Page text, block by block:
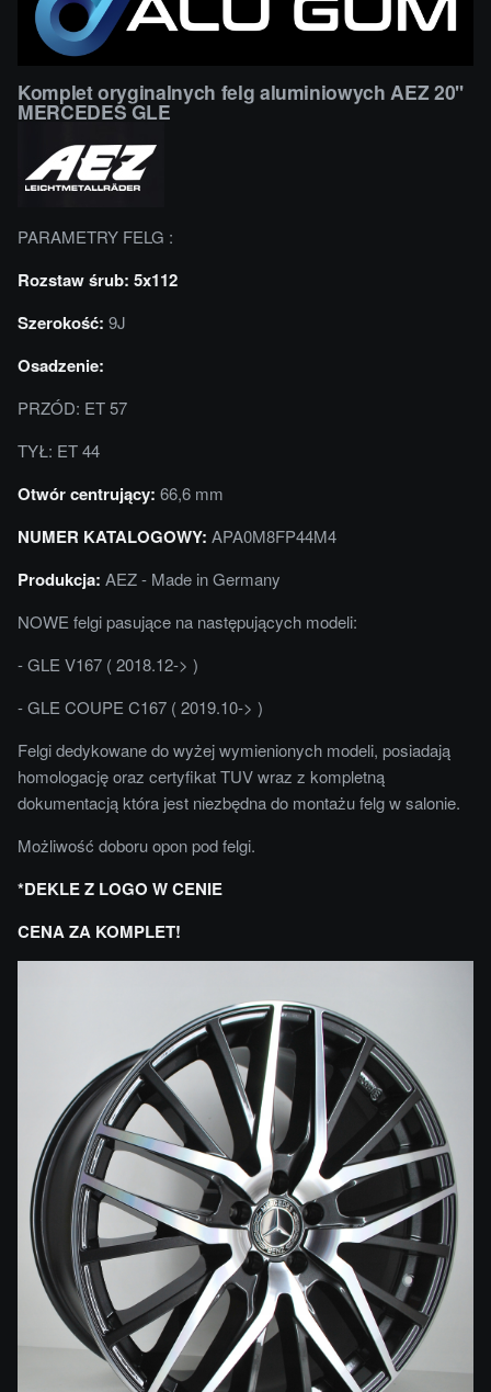
Komplet oryginalnych felg aluminiowych AEZ 20''
MERCEDES GLE
PARAMETRY FELG :
Rozstaw śrub: 5x112
Szerokość: 9J
Osadzenie:
PRZÓD: ET 57
TYŁ: ET 44
Otwór centrujący: 66,6 mm
NUMER KATALOGOWY: APA0M8FP44M4
Produkcja: AEZ - Made in Germany
NOWE felgi pasujące na następujących modeli:
- GLE V167 ( 2018.12-> )
- GLE COUPE C167 ( 2019.10-> )
Felgi dedykowane do wyżej wymienionych modeli, posiadają
homologację oraz certyfikat TUV wraz z kompletną
dokumentacją która jest niezbędna do montażu felg w salonie.
Możliwość doboru opon pod felgi.
*DEKLE Z LOGO W CENIE
CENA ZA KOMPLET!